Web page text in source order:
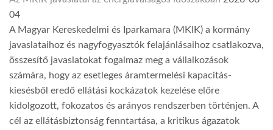
04
A Magyar Kereskedelmi és Iparkamara (MKIK) a kormány
javaslataihoz és nagyfogyasztók felajánlásaihoz csatlakozva,
összesítő javaslatokat fogalmaz meg a vállalkozások
számára, hogy az esetleges áramtermelési kapacitás-
kiesésből eredő ellátási kockázatok kezelése előre
kidolgozott, fokozatos és arányos rendszerben történjen. A
cél az ellátásbiztonság fenntartása, a kritikus ágazatok